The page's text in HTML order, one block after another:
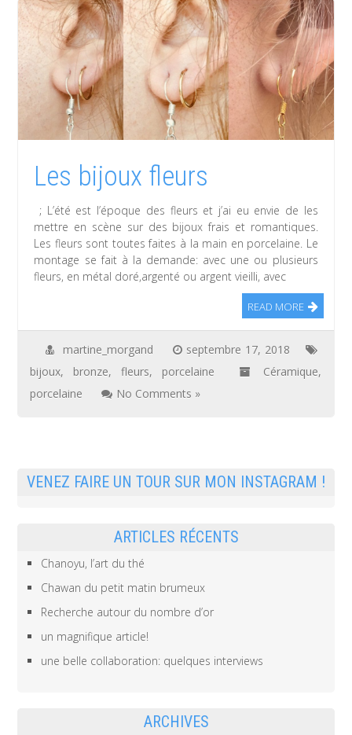
Les bijoux fleurs
; L’été est l’époque des fleurs et j’ai eu envie de les
mettre en scène sur des bijoux frais et romantiques.
Les fleurs sont toutes faites à la main en porcelaine. Le
montage se fait à la demande: avec une ou plusieurs
fleurs, en métal doré,argenté ou argent vieilli, avec
READ MORE
martine_morgand
septembre 17, 2018
bijoux, bronze,fleurs, porcelaine Céramique,
porcelaine
No Comments »
VENEZ FAIRE UN TOUR SUR MON INSTAGRAM !
ARTICLES RÉCENTS
Chanoyu, l’art du thé
Chawan du petit matin brumeux
Recherche autour du nombre d’or
un magnifique article!
une belle collaboration: quelques interviews
ARCHIVES